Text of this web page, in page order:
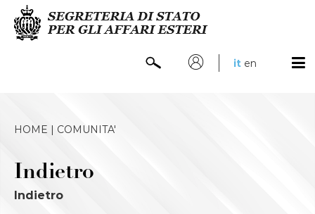
it en
HOME | COMUNITA'
Indietro
Indietro